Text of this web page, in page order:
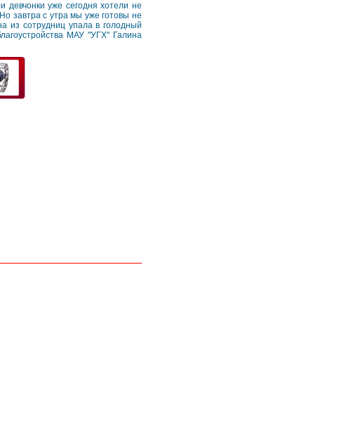
уже сегодня хотели не
завтра с утра мы уже готовы не
из сотрудниц упала в голодный
МАУ "УГХ" Галина